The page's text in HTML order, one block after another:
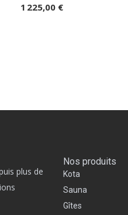
1 225,00 €
plus de
Nos produits
Kota
Sauna
Gîtes